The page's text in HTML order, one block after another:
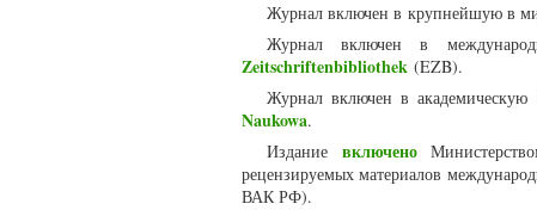
Журнал включен в крупнейшую в
Журнал включен в
Zeitschriftenbibliothek (EZB).
Журнал включен в
Naukowa.
Издание
включено
рецензируемых материалов
ВАК РФ).